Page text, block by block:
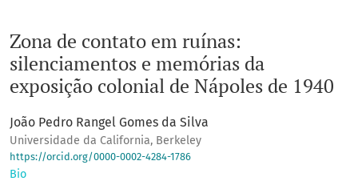
Zona de contato em ruínas:
silenciamentos e memórias da
exposição colonial de Nápoles de 1940
João Pedro Rangel Gomes da Silva
Universidade da California, Berkeley
https://orcid.org/0000-0002-4284-1786
Bio